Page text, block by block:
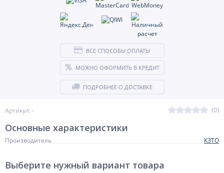
Артикул: - (0)
ВСЕ СПОСОБЫ ОПЛАТЫ
МОЖНО ОФОРМИТЬ В КРЕДИТ
ПОДРОБНЕЕ О ДОСТАВКЕ
Основные характеристики
Производитель КЗТО
Выберите нужный вариант товара